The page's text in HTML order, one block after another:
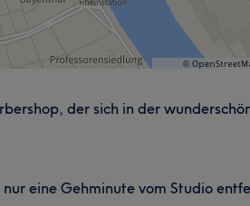
der sich in der
eine Gehminute vom Studio